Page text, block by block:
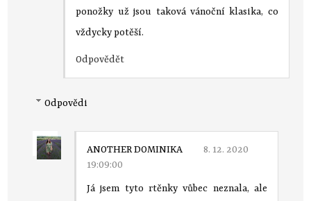
ponožky už jsou taková vánoční klasika, co
vždycky potěší.
Odpovědět
Odpovědi
ANOTHER DOMINIKA
8. 12. 2020
19:09:00
Já jsem tyto rtěnky vůbec neznala, ale